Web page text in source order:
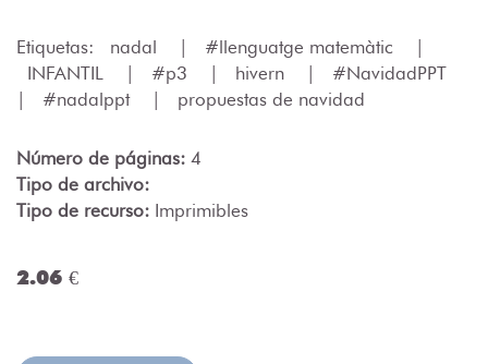
Etiquetas: nadal | #llenguatge matemàtic
|
INFANTIL
| #p3 | hivern |
#NavidadPPT
|
#nadalppt | propuestas de navidad
Número de páginas: 4
Tipo de archivo:
Tipo de recurso: Imprimibles
2.06 €